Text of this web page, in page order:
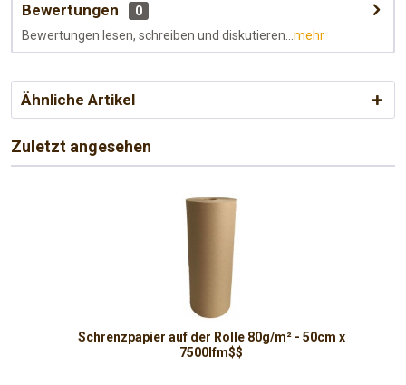
Bewertungen
0
Bewertungen lesen, schreiben und diskutieren... mehr
Ähnliche Artikel
Zuletzt angesehen
Schrenzpapier auf der Rolle 80g/m² - 50cm x
7500lfm$$